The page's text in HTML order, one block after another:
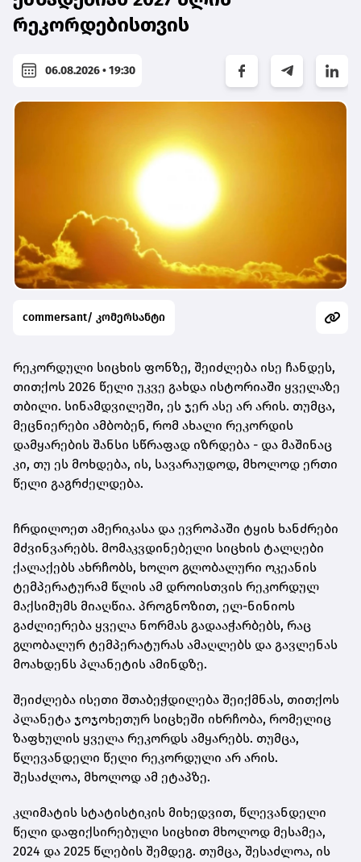
რეკორდებისთვის
06.08.2026 • 19:30
commersant/ კომერსანტი
რეკორდული სიცხის ფონზე, შეიძლება ისე ჩანდეს,
თითქოს 2026 წელი უკვე გახდა ისტორიაში ყველაზე
თბილი. სინამდვილეში, ეს ჯერ ასე არ არის. თუმცა,
მეცნიერები ამბობენ, რომ ახალი რეკორდის
დამყარების შანსი სწრაფად იზრდება - და მაშინაც
კი, თუ ეს მოხდება, ის, სავარაუდოდ, მხოლოდ ერთი
წელი გაგრძელდება.
ჩრდილოეთ ამერიკასა და ევროპაში ტყის ხანძრები
მძვინვარებს. მომაკვდინებელი სიცხის ტალღები
ქალაქებს ახრჩობს, ხოლო გლობალური ოკეანის
ტემპერატურამ წლის ამ დროისთვის რეკორდულ
მაქსიმუმს მიაღწია. პროგნოზით, ელ-ნინიოს
გაძლიერება ყველა ნორმას გადააჭარბებს, რაც
გლობალურ ტემპერატურას ამაღლებს და გავლენას
მოახდენს პლანეტის ამინდზე.
შეიძლება ისეთი შთაბეჭდილება შეიქმნას, თითქოს
პლანეტა ჯოჯოხეთურ სიცხეში იხრჩობა, რომელიც
ზაფხულის ყველა რეკორდს ამყარებს. თუმცა,
წლევანდელი წელი რეკორდული არ არის.
შესაძლოა, მხოლოდ ამ ეტაპზე.
კლიმატის სტატისტიკის მიხედვით, წლევანდელი
წელი დაფიქსირებული სიცხით მხოლოდ მესამეა,
2024 და 2025 წლების შემდეგ. თუმცა, შესაძლოა, ის